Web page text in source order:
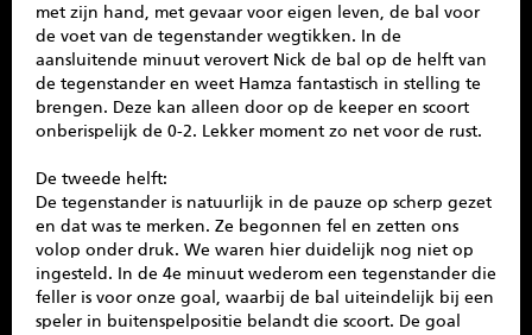
met zijn hand, met gevaar voor eigen leven, de bal voor
de voet van de tegenstander wegtikken. In de
aansluitende minuut verovert Nick de bal op de helft van
de tegenstander en weet Hamza fantastisch in stelling te
brengen. Deze kan alleen door op de keeper en scoort
onberispelijk de 0-2. Lekker moment zo net voor de rust.
De tweede helft:
De tegenstander is natuurlijk in de pauze op scherp gezet
en dat was te merken. Ze begonnen fel en zetten ons
volop onder druk. We waren hier duidelijk nog niet op
ingesteld. In de 4e minuut wederom een tegenstander die
feller is voor onze goal, waarbij de bal uiteindelijk bij een
speler in buitenspelpositie belandt die scoort. De goal